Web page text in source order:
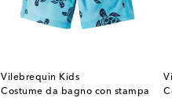
Vilebrequin Kids
Costume da bagno con stampa